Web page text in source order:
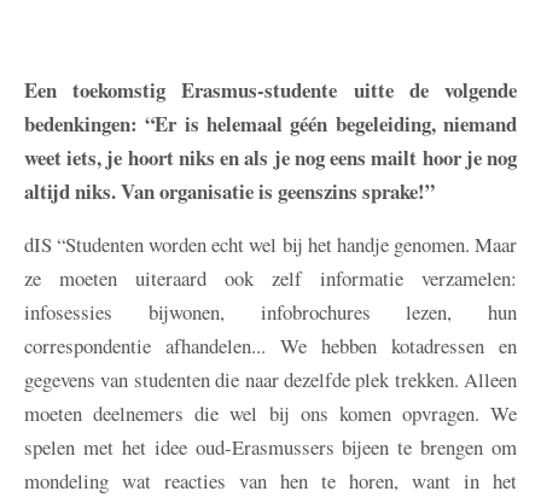
Een toekomstig Erasmus-studente uitte de volgende
bedenkingen: “Er is helemaal géén begeleiding, niemand
weet iets, je hoort niks en als je nog eens mailt hoor je nog
altijd niks. Van organisatie is geenszins sprake!”
dIS “Studenten worden echt wel bij het handje genomen. Maar
ze moeten uiteraard ook zelf informatie verzamelen:
infosessies bijwonen, infobrochures lezen, hun
correspondentie afhandelen... We hebben kotadressen en
gegevens van studenten die naar dezelfde plek trekken. Alleen
moeten deelnemers die wel bij ons komen opvragen. We
spelen met het idee oud-Erasmussers bijeen te brengen om
mondeling wat reacties van hen te horen, want in het